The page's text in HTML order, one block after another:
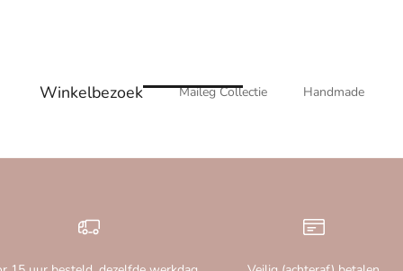
Winkelbezoek Maileg Collectie Handmade